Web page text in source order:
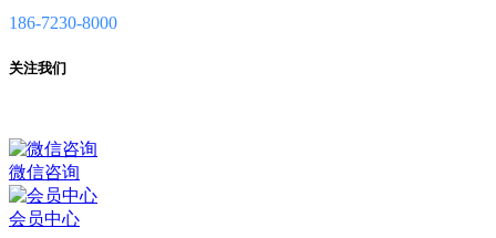
186-7230-8000
关注我们
微信咨询
会员中心